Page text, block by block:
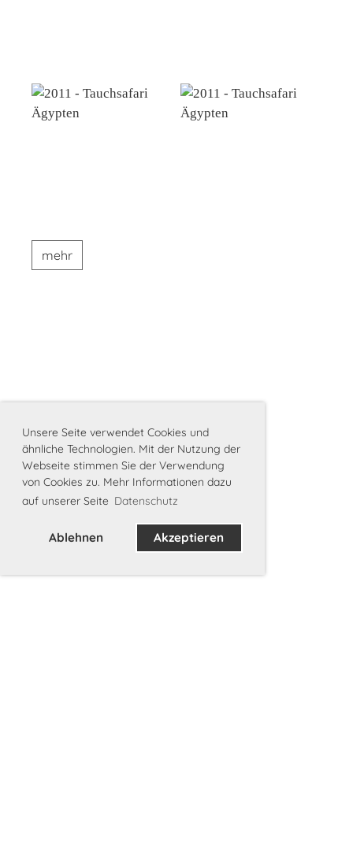
Unsere Seite verwendet Cookies und
ähnliche Technologien. Mit der Nutzung der
Webseite stimmen Sie der Verwendung
von Cookies zu. Mehr Informationen dazu
auf unserer Seite Datenschutz
Ablehnen Akzeptieren
mehr